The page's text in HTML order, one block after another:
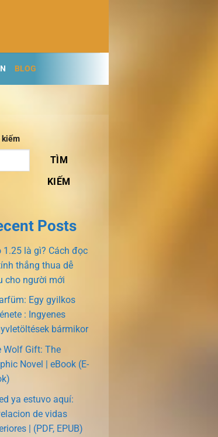
BLOG
TÌM
KIẾM
Posts
1.25 là gì? Cách đọc
thắng thua dễ
cho người mới
Egy gyilkos
: Ingyenes
bármikor
Wolf Gift: The
Novel | eBook (E-
ya estuvo aquí:
de vidas
| (PDF, EPUB)